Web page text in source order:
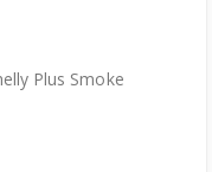
Plus Smoke